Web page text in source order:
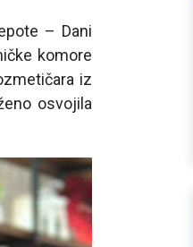
– Dani
komore
iz
osvojila